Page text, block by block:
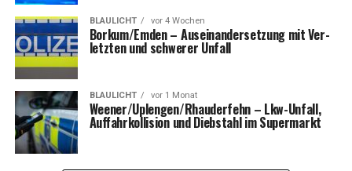
BLAULICHT vor 4 Wochen
Borkum/Emden – Aus­ein­an­der­set­zung mit Ver­
letz­ten und schwe­rer Unfall
BLAULICHT vor 1 Monat
Weener/Uplengen/Rhauderfehn – Lkw-Unfall,
Auf­fahr­kol­li­si­on und Dieb­stahl im Supermarkt